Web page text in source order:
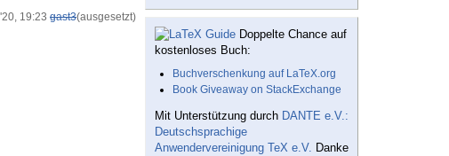
19:23 gast3(ausgesetzt)
Doppelte Chance auf
kostenloses Buch:
Buchverschenkung auf LaTeX.org
Book Giveaway on StackExchange
Mit Unterstützung durch DANTE e.V.:
Deutschsprachige
Anwendervereinigung TeX e.V. Danke